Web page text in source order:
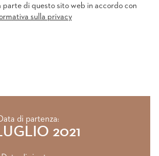
parte di questo sito web in accordo con
sulla privacy
di partenza:
2021